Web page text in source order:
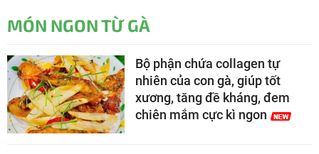
MÓN NGON TỪ GÀ
Bộ phận chứa collagen tự
nhiên của con gà, giúp tốt
xương, tăng đề kháng, đem
chiên mắm cực kì ngon